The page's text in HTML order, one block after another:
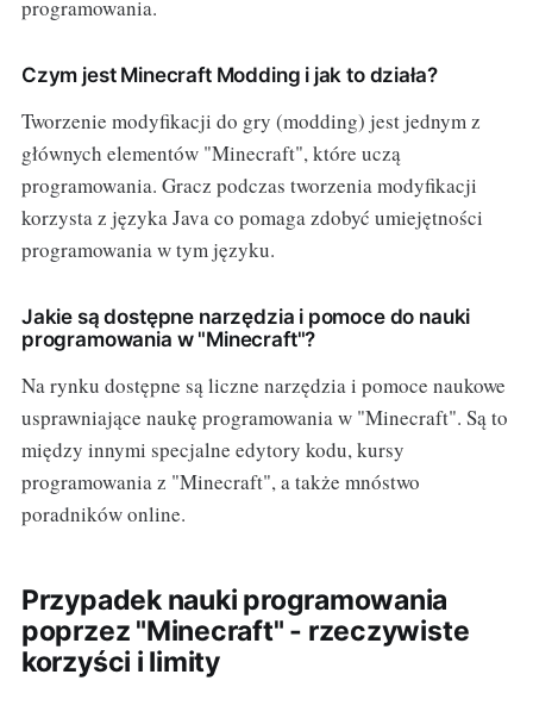
programowania.
Czym jest Minecraft Modding i jak to działa?
Tworzenie modyfikacji do gry (modding) jest jednym z
głównych elementów "Minecraft", które uczą
programowania. Gracz podczas tworzenia modyfikacji
korzysta z języka Java co pomaga zdobyć umiejętności
programowania w tym języku.
Jakie są dostępne narzędzia i pomoce do nauki
programowania w "Minecraft"?
Na rynku dostępne są liczne narzędzia i pomoce naukowe
usprawniające naukę programowania w "Minecraft". Są to
między innymi specjalne edytory kodu, kursy
programowania z "Minecraft", a także mnóstwo
poradników online.
Przypadek nauki programowania
poprzez "Minecraft" - rzeczywiste
korzyści i limity